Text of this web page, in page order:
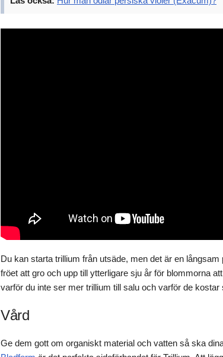
Du kan starta trillium från utsäde, men det är en
fröet att gro och upp till ytterligare sju år för blommorna
varför du inte ser mer trillium till salu och varför de kostar
Vård
Ge dem gott om organiskt material och vatten så ska